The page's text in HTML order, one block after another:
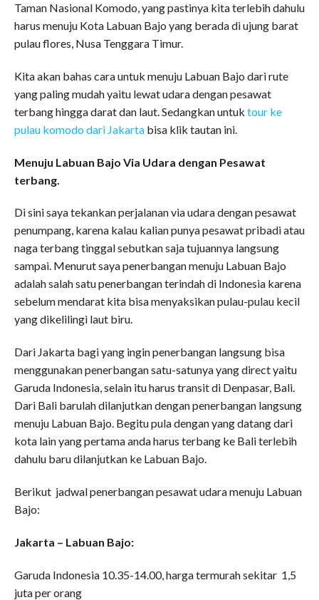
Taman Nasional Komodo, yang pastinya kita terlebih dahulu
harus menuju Kota Labuan Bajo yang berada di ujung barat
pulau flores, Nusa Tenggara Timur.
Kita akan bahas cara untuk menuju Labuan Bajo dari rute
yang paling mudah yaitu lewat udara dengan pesawat
terbang hingga darat dan laut. Sedangkan untuk tour ke
pulau komodo dari Jakarta bisa klik tautan ini.
Menuju Labuan Bajo Via Udara dengan Pesawat
terbang.
Di sini saya tekankan perjalanan via udara dengan pesawat
penumpang, karena kalau kalian punya pesawat pribadi atau
naga terbang tinggal sebutkan saja tujuannya langsung
sampai. Menurut saya penerbangan menuju Labuan Bajo
adalah salah satu penerbangan terindah di Indonesia karena
sebelum mendarat kita bisa menyaksikan pulau-pulau kecil
yang dikelilingi laut biru.
Dari Jakarta bagi yang ingin penerbangan langsung bisa
menggunakan penerbangan satu-satunya yang direct yaitu
Garuda Indonesia, selain itu harus transit di Denpasar, Bali.
Dari Bali barulah dilanjutkan dengan penerbangan langsung
menuju Labuan Bajo. Begitu pula dengan yang datang dari
kota lain yang pertama anda harus terbang ke Bali terlebih
dahulu baru dilanjutkan ke Labuan Bajo.
Berikut jadwal penerbangan pesawat udara menuju Labuan
Bajo:
Jakarta – Labuan Bajo:
Garuda Indonesia 10.35-14.00, harga termurah sekitar 1,5
juta per orang